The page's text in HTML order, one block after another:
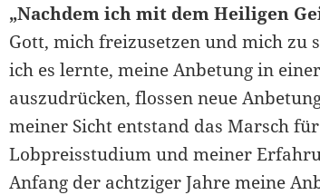
„Nachdem ich mit dem Heiligen
Gott, mich freizusetzen und mich zu
ich es lernte, meine Anbetung in
auszudrücken, flossen neue
meiner Sicht entstand das Marsch
Lobpreisstudium und meiner
Anfang der achtziger Jahre meine